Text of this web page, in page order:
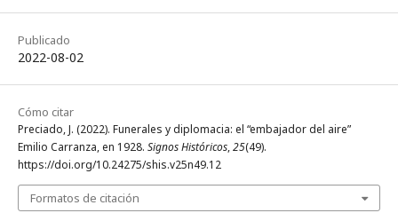
Publicado
2022-08-02
Cómo citar
Preciado, J. (2022). Funerales y diplomacia: el “embajador del aire”
Emilio Carranza, en 1928. Signos Históricos,25(49).
https://doi.org/10.24275/shis.v25n49.12
Formatos de citación